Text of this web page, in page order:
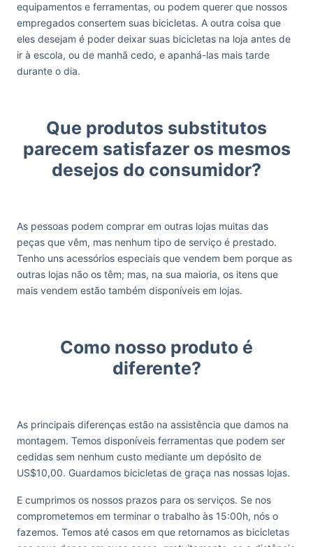
equipamentos e ferramentas, ou podem querer que nossos
empregados consertem suas bicicletas. A outra coisa que
eles desejam é poder deixar suas bicicletas na loja antes de
ir à escola, ou de manhã cedo, e apanhá-las mais tarde
durante o dia.
Que produtos substitutos
parecem satisfazer os mesmos
desejos do consumidor?
As pessoas podem comprar em outras lojas muitas das
peças que vêm, mas nenhum tipo de serviço é prestado.
Tenho uns acessórios especiais que vendem bem porque as
outras lojas não os têm; mas, na sua maioria, os itens que
mais vendem estão também disponíveis em lojas.
Como nosso produto é
diferente?
As principais diferenças estão na assistência que damos na
montagem. Temos disponíveis ferramentas que podem ser
cedidas sem nenhum custo mediante um depósito de
US$10,00. Guardamos bicicletas de graça nas nossas lojas.
E cumprimos os nossos prazos para os serviços. Se nos
comprometemos em terminar o trabalho às 15:00h, nós o
fazemos. Temos até casos em que retornamos as bicicletas